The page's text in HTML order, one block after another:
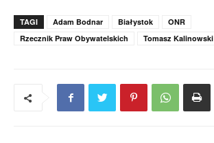
TAGI Adam Bodnar Białystok
ONR
Rzecznik Praw Obywatelskich
Tomasz Kalinowski